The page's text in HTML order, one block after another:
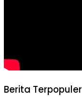
Berita Terpopuler